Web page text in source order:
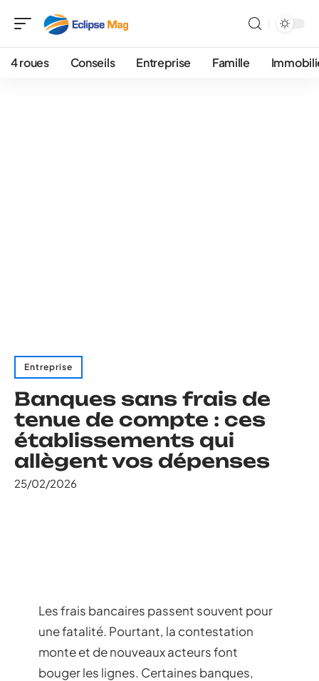
4 roues Conseils Entreprise Famille
Entreprise
Banques sans frais de
tenue de compte : ces
établissements qui
allègent vos dépenses
25/02/2026
Les frais bancaires passent souvent pour
une fatalité. Pourtant, la contestation
monte et de nouveaux acteurs font
bouger les lignes. Certaines banques,